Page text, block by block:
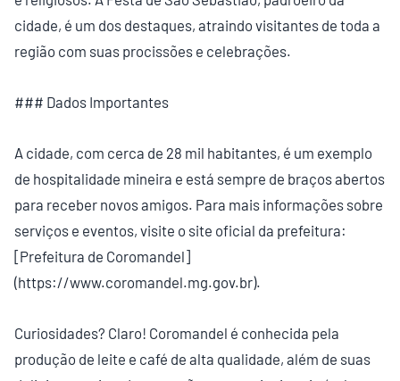
cidade, é um dos destaques, atraindo visitantes de toda a
região com suas procissões e celebrações.
### Dados Importantes
A cidade, com cerca de 28 mil habitantes, é um exemplo
de hospitalidade mineira e está sempre de braços abertos
para receber novos amigos. Para mais informações sobre
serviços e eventos, visite o site oficial da prefeitura:
[Prefeitura de Coromandel]
(https://www.coromandel.mg.gov.br).
Curiosidades? Claro! Coromandel é conhecida pela
produção de leite e café de alta qualidade, além de suas